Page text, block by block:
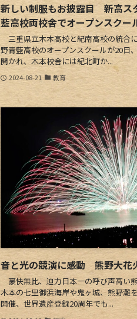
新しい制服もお披露目 新高
藍高校両校舎でオープンスクー
三重県立木本高校と紀南高校の統合
野青藍高校のオープンスクールが20日
開かれ、木本校舎には紀北町か...
2024-08-21 教育
音と光の競演に感動 熊野大花
豪快無比、迫力日本一の呼び声高い
木本の七里御浜海岸や鬼ヶ城、熊野灘
開催、世界遺産登録20周年でも...